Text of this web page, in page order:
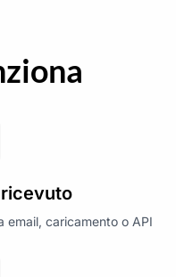
ricevuto
email, caricamento o API